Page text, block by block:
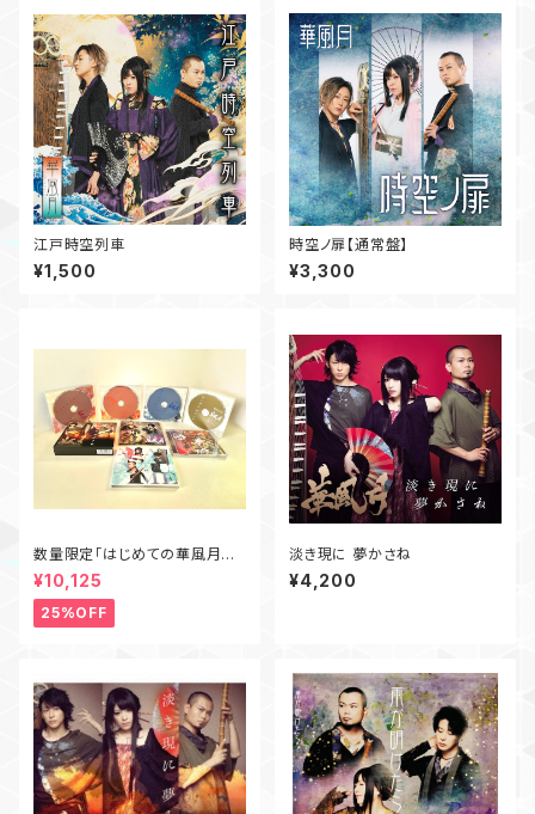
江戸時空列車
¥1,500
時空ノ扉【通常盤】
¥3,300
数量限定「はじめての華風月CD
セット」
¥10,125
25%OFF
淡き現に 夢かさね
¥4,200